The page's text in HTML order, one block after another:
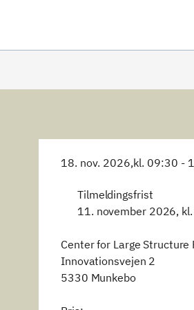
18. nov. 2026,kl. 09:30 -
Tilmeldingsfrist
11. november 2026,
Center for Large Structure
Innovationsvejen 2
5330 Munkebo